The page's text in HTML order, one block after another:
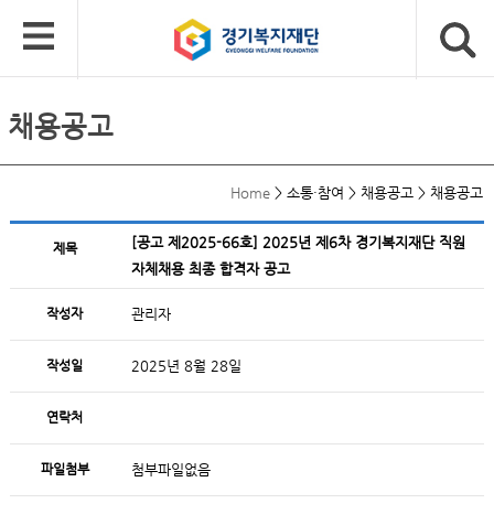
채용공고
Home > 소통·참여 > 채용공고 > 채용공고
제목
[공고 제2025-66호] 2025년 제6차 경기복지재단 직원
자체채용 최종 합격자 공고
작성자 관리자
작성일 2025년 8월 28일
연락처
파일첨부 첨부파일없음